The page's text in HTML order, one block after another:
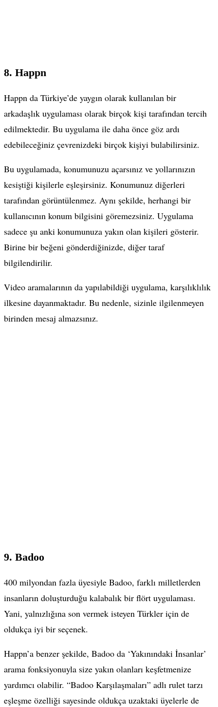
8. Happn
Happn da Türkiye’de yaygın olarak kullanılan bir
arkadaşlık uygulaması olarak birçok kişi tarafından tercih
edilmektedir. Bu uygulama ile daha önce göz ardı
edebileceğiniz çevrenizdeki birçok kişiyi bulabilirsiniz.
Bu uygulamada, konumunuzu açarsınız ve yollarınızın
kesiştiği kişilerle eşleşirsiniz. Konumunuz diğerleri
tarafından görüntülenmez. Aynı şekilde, herhangi bir
kullanıcının konum bilgisini göremezsiniz. Uygulama
sadece şu anki konumunuza yakın olan kişileri gösterir.
Birine bir beğeni gönderdiğinizde, diğer taraf
bilgilendirilir.
Video aramalarının da yapılabildiği uygulama, karşılıklılık
ilkesine dayanmaktadır. Bu nedenle, sizinle ilgilenmeyen
birinden mesaj almazsınız.
9. Badoo
400 milyondan fazla üyesiyle Badoo, farklı milletlerden
insanların doluşturduğu kalabalık bir flört uygulaması.
Yani, yalnızlığına son vermek isteyen Türkler için de
oldukça iyi bir seçenek.
Happn’a benzer şekilde, Badoo da ‘Yakınındaki İnsanlar’
arama fonksiyonuyla size yakın olanları keşfetmenize
yardımcı olabilir. “Badoo Karşılaşmaları” adlı rulet tarzı
eşleşme özelliği sayesinde oldukça uzaktaki üyelerle de